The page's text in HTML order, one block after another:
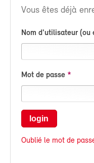
Vous êtes déjà
Nom d'utilisateur (ou
Mot de passe
login
Oublié le mot de